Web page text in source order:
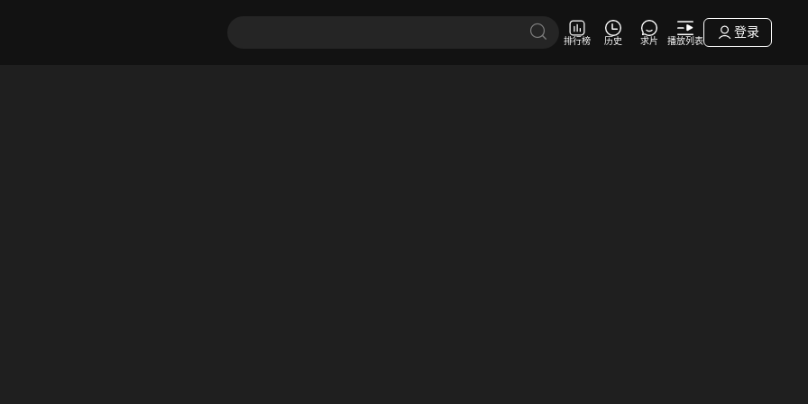
排行榜 历史 求片 播放列表
登录